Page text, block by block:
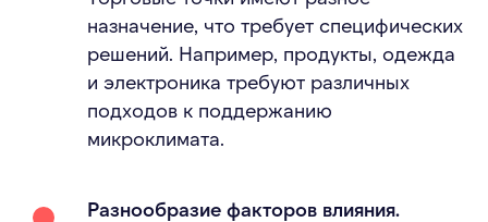
назначение, что требует специфических
решений. Например, продукты, одежда
и электроника требуют различных
подходов к поддержанию
микроклимата.
Разнообразие факторов влияния.